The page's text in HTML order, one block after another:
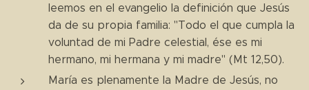
leemos en el evangelio la definición que Jesús
da de su propia familia: "Todo el que cumpla la
voluntad de mi Padre celestial, ése es mi
hermano, mi hermana y mi madre" (Mt 12,50).
María es plenamente la Madre de Jesús, no